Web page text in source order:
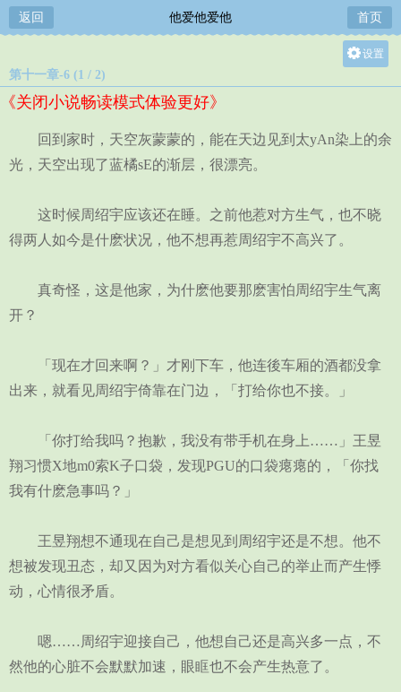
返回 他爱他爱他 首页
设置
中
第十一章-6 (1 / 2)
《关闭小说畅读模式体验更好》
回到家时，天空灰蒙蒙的，能在天边见到太yAn染上的余
光，天空出现了蓝橘sE的渐层，很漂亮。
这时候周绍宇应该还在睡。之前他惹对方生气，也不晓
得两人如今是什麽状况，他不想再惹周绍宇不高兴了。
真奇怪，这是他家，为什麽他要那麽害怕周绍宇生气离
开？
「现在才回来啊？」才刚下车，他连後车厢的酒都没拿
出来，就看见周绍宇倚靠在门边，「打给你也不接。」
「你打给我吗？抱歉，我没有带手机在身上……」王昱
翔习惯X地m0索K子口袋，发现PGU的口袋瘪瘪的，「你找
我有什麽急事吗？」
王昱翔想不通现在自己是想见到周绍宇还是不想。他不
想被发现丑态，却又因为对方看似关心自己的举止而产生悸
动，心情很矛盾。
嗯……周绍宇迎接自己，他想自己还是高兴多一点，不
然他的心脏不会默默加速，眼眶也不会产生热意了。